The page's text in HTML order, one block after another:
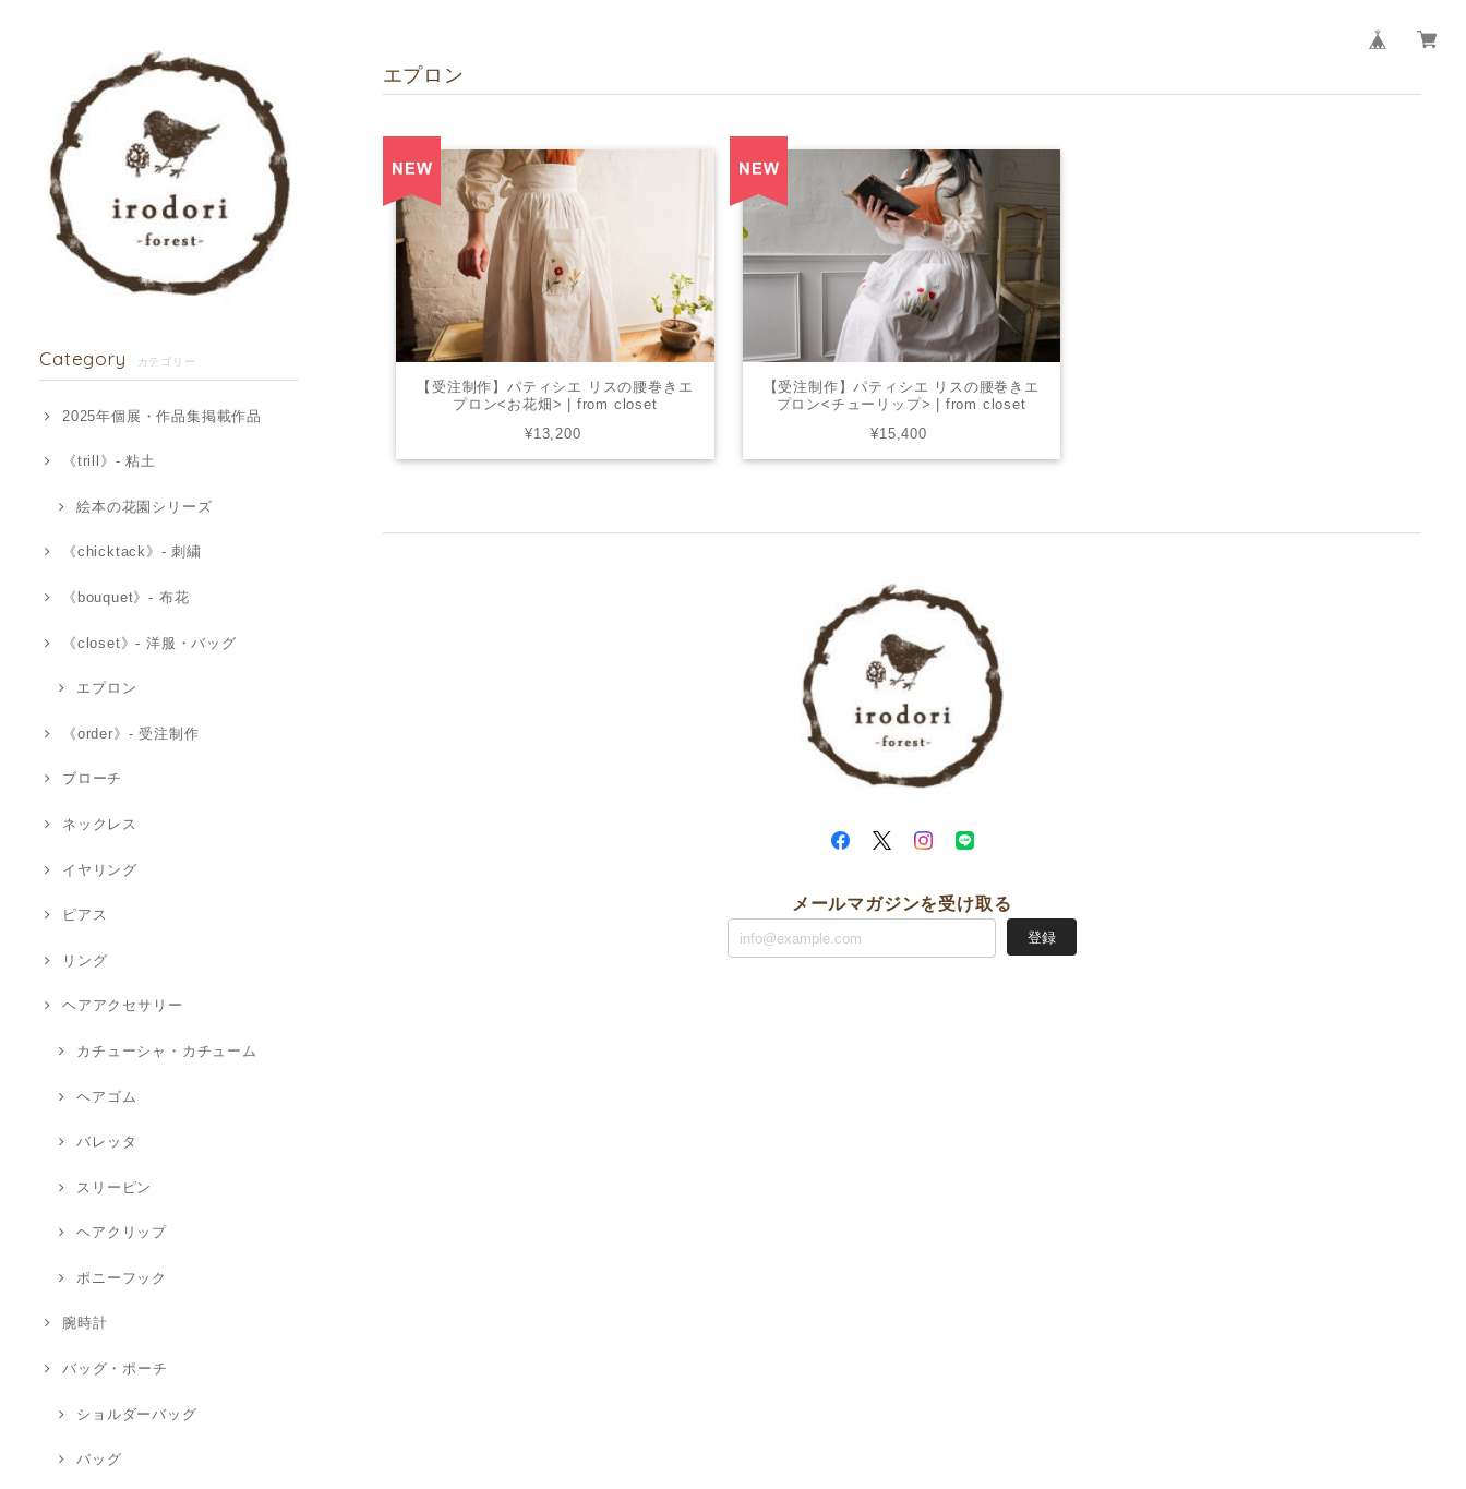
Category カテゴリー
2025年個展・作品集掲載作品
《trill》- 粘土
絵本の花園シリーズ
《chicktack》- 刺繍
《bouquet》- 布花
《closet》- 洋服・バッグ
エプロン
《order》- 受注制作
ブローチ
ネックレス
イヤリング
ピアス
リング
ヘアアクセサリー
カチューシャ・カチューム
ヘアゴム
バレッタ
スリーピン
ヘアクリップ
ポニーフック
腕時計
バッグ・ポーチ
ショルダーバッグ
バッグ
エプロン
【受注制作】パティシエ リスの腰巻きエ
プロン<お花畑> | from closet
¥13,200
【受注制作】パティシエ リスの腰巻きエ
プロン<チューリップ> | from closet
¥15,400
メールマガジンを受け取る
登録